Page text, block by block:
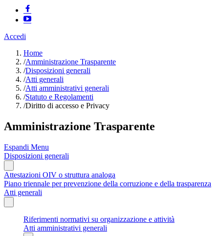
Accedi
Home
/Amministrazione Trasparente
/Disposizioni generali
/Atti generali
/Atti amministrativi generali
/Statuto e Regolamenti
/Diritto di accesso e Privacy
Amministrazione Trasparente
Espandi Menu
Disposizioni generali
Attestazioni OIV o struttura analoga
Piano triennale per prevenzione della corruzione e della trasparenza
Atti generali
Riferimenti normativi su organizzazione e attività
Atti amministrativi generali